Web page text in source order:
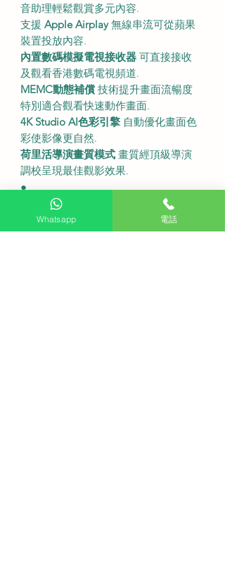
音助理輕鬆觀賞多元內容.
支援 Apple Airplay無線串流可從蘋果
裝置投放內容.
內置數碼模擬電視接收器 可直接接收
及觀看香港數碼電視頻道.
MEMC動態補償 技術提升畫面流暢度
特別適合觀看快速動作畫面.
4K Studio AI色彩引擎 自動優化畫面色
彩使影像更自然.
荷里活導演畫質模式 畫質經頂級導演
調校呈現最佳觀影效果.
●
尺吋及規格
屏幕尺寸43吋.
解像度3840 x 2160.
Whatsapp 電話